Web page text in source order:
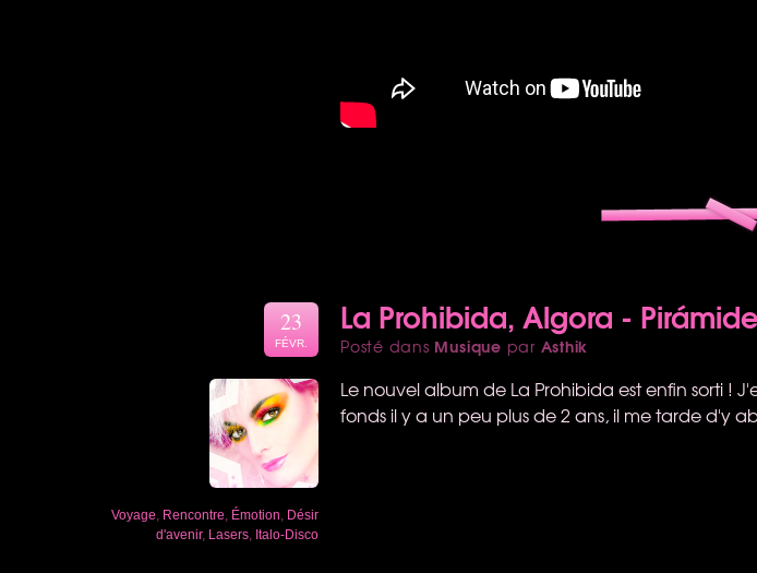
La Prohibida, Algora -
Posté dans Musique par Asthik
23
FÉVR.
Voyage Rencontre Émotion Désir
d'avenir, Lasers Italo-Disco
Le nouvel album de La Prohibida est enfin sorti !
fonds il y a un peu plus de 2 ans, il me tarde d'y